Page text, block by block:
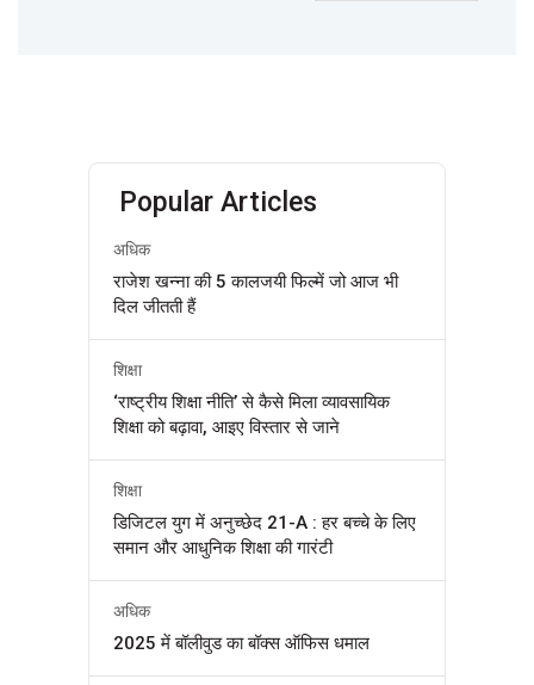
Popular Articles
अधिक
राजेश खन्ना की 5 कालजयी फिल्में जो आज भी
दिल जीतती हैं
शिक्षा
‘राष्ट्रीय शिक्षा नीति’ से कैसे मिला व्यावसायिक
शिक्षा को बढ़ावा, आइए विस्तार से जाने
शिक्षा
डिजिटल युग में अनुच्छेद 21-A : हर बच्चे के लिए
समान और आधुनिक शिक्षा की गारंटी
अधिक
2025 में बॉलीवुड का बॉक्स ऑफिस धमाल